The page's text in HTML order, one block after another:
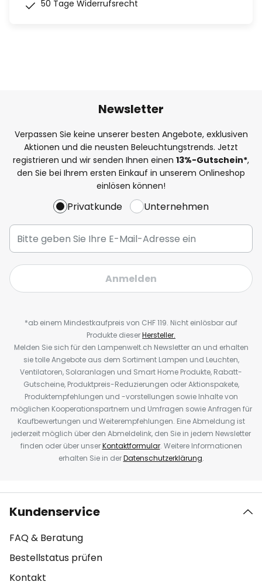
50 Tage Widerrufsrecht
Newsletter
Verpassen Sie keine unserer besten Angebote, exklusiven
Aktionen und die neusten Beleuchtungstrends. Jetzt
registrieren und wir senden Ihnen einen 13%-Gutschein*,
den Sie bei Ihrem ersten Einkauf in unserem Onlineshop
einlösen können!
Privatkunde Unternehmen
Anmelden
*ab einem Mindestkaufpreis von CHF 119. Nicht einlösbar auf
Produkte dieserHersteller.
Melden Sie sich für den Lampenwelt.ch Newsletter an und erhalten
sie tolle Angebote aus dem Sortiment Lampen und Leuchten,
Ventilatoren, Solaranlagen und Smart Home Produkte, Rabatt-
Gutscheine, Produktpreis-Reduzierungen oder Aktionspakete,
Produktempfehlungen und -vorstellungen sowie Inhalte von
möglichen Kooperationspartnern und Umfragen sowie Anfragen für
Kaufbewertungen und Weiterempfehlungen. Eine Abmeldung ist
jederzeit möglich über den Abmeldelink, den Sie in jedem Newsletter
finden oder über unserKontaktformular. Weitere Informationen
erhalten Sie in derDatenschutzerklärung.
Kundenservice
FAQ & Beratung
Bestellstatus prüfen
Kontakt